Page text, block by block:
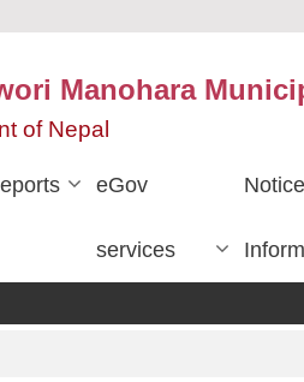
Manohara
of Nepal
eGov
services